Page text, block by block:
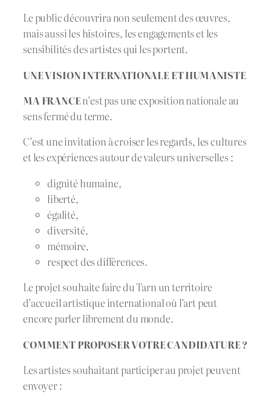
Le public découvrira non seulement des œuvres,
mais aussi les histoires, les engagements et les
sensibilités des artistes qui les portent.
UNE VISION INTERNATIONALE ET HUMANISTE
MA FRANCEn’est pas une exposition nationale au
sens fermé du terme.
C’est une invitation à croiser les regards, les cultures
et les expériences autour de valeurs universelles :
dignité humaine,
liberté,
égalité,
diversité,
mémoire,
respect des différences.
Le projet souhaite faire du Tarn un territoire
d’accueil artistique international où l’art peut
encore parler librement du monde.
COMMENT PROPOSER VOTRE CANDIDATURE ?
Les artistes souhaitant participer au projet peuvent
envoyer :